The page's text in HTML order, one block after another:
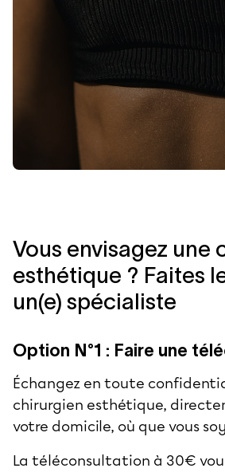
Vous envisagez une
esthétique ? Faites
un(e) spécialiste
Option N°1 : Faire une
Échangez en toute
chirurgien esthétique,
votre domicile, où que vous
La téléconsultation à 30€